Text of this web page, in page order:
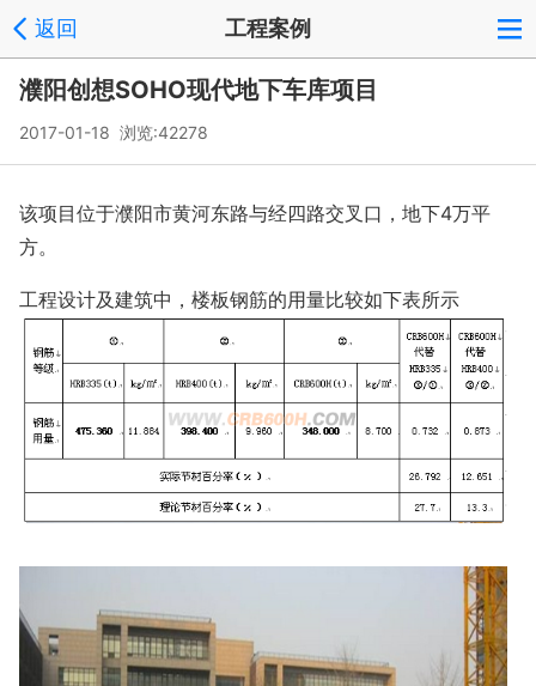
返回 工程案例
濮阳创想SOHO现代地下车库项目
2017-01-18 浏览:42278
该项目位于濮阳市黄河东路与经四路交叉口，地下4万平
方。
工程设计及建筑中，楼板钢筋的用量比较如下表所示